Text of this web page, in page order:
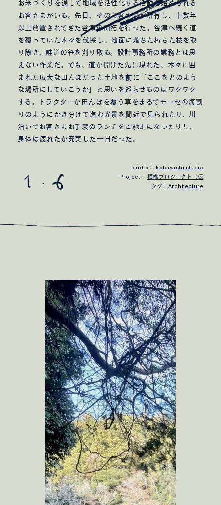
お米づくりを通して地域を活性化する活動を始められる
お客さまがいる。先日、そのお客さまが所有し、十数年
以上放置されてきた谷津の開拓を行った。谷津へ続く道
を覆っていた木々を伐採し、地面に落ちた朽ちた枝を取
り除き、畦道の笹を刈り取る。設計事務所の業務とは思
えない作業だ。でも、道が開けた先に現れた、木々に囲
まれた広大な田んぼだった土地を前に「ここをどのよう
な場所にしていこうか」と思いを巡らせるのはワクワク
する。トラクターが田んぼを覆う草をまるでモーセの海割
りのようにかき分けて進む光景を間近で見られたり、川
沿いでお客さまお手製のランチをご馳走になったりと、
身体は疲れたが充実した一日だった。
studio：
kobayashi studio
Project：
栢橋プロジェクト（仮
タグ： Architecture